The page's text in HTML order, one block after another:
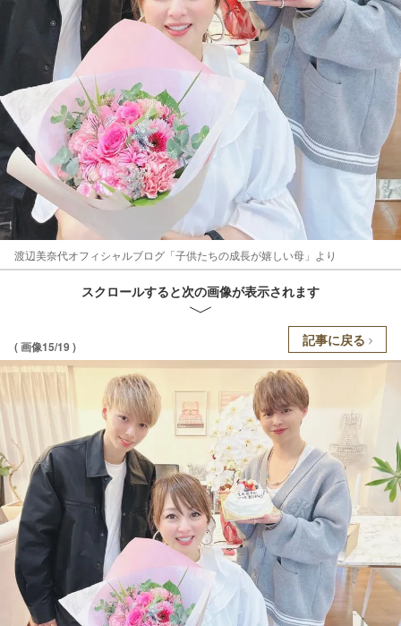
渡辺美奈代オフィシャルブログ「子供たちの成長が嬉しい母」より
スクロールすると次の画像が表示されます
( 画像15/19 ) 記事に戻る